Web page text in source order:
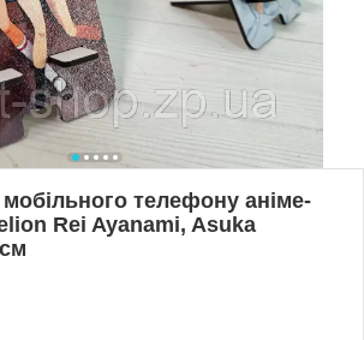
мобільного телефону аніме-
Rei Ayanami, Asuka